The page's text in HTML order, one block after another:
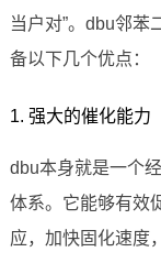
当户对”。dbu邻苯
备以下几个优点：
1. 强大的催化能力
dbu本身就是一个
体系。它能够有效
应，加快固化速度